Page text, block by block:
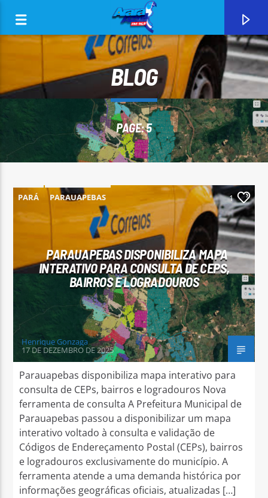
0:00
CURRENT TRACK
ARARA AZUL FM 96,9
Arara Azul FM
BLOG
PAGE: 5
PARÁ PARAUAPEBAS 1
PARAUAPEBAS DISPONIBILIZA MAPA
INTERATIVO PARA CONSULTA DE CEPS,
BAIRROS E LOGRADOUROS
Henrique Gonzaga
17 DE DEZEMBRO DE 2025
Parauapebas disponibiliza mapa interativo para
consulta de CEPs, bairros e logradouros Nova
ferramenta de consulta A Prefeitura Municipal de
Parauapebas passou a disponibilizar um mapa
interativo voltado à consulta e validação de
Códigos de Endereçamento Postal (CEPs), bairros
e logradouros exclusivamente do município. A
ferramenta atende a uma demanda histórica por
informações geográficas oficiais, atualizadas […]